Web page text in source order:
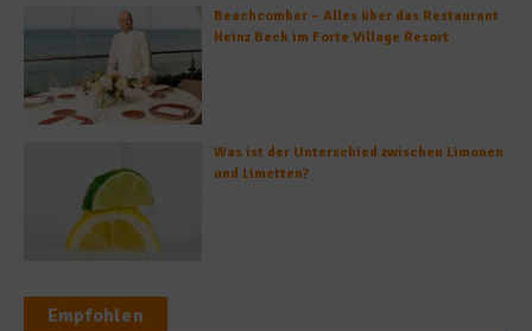
Beachcomber – Alles über das Restaurant
Heinz Beck im Forte Village Resort
Was ist der Unterschied zwischen Limonen
und Limetten?
Empfohlen